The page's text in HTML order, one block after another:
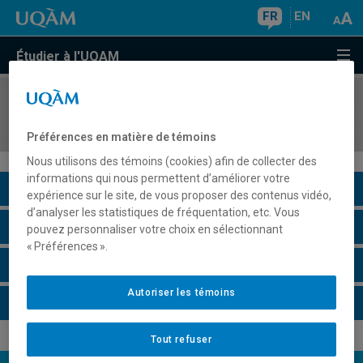
FR EN
Étudier à l'UQAM
COURS//
Description du cours
Horaire - Été 2026
Préférences en matière de témoins
Nous utilisons des témoins (cookies) afin de collecter des
informations qui nous permettent d’améliorer votre
expérience sur le site, de vous proposer des contenus vidéo,
d’analyser les statistiques de fréquentation, etc. Vous
pouvez personnaliser votre choix en sélectionnant
« Préférences ».
Tout refuser
Autoriser les témoins